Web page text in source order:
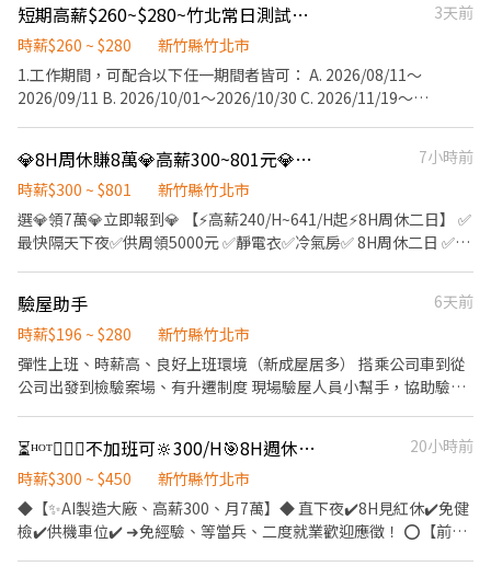
品質服務的念頭，堅持嚴格的培訓、把職人逼到該該叫但升遷爽歪
歪的考核，不斷的溝通改進確認所有的程序都符合高品質的專業服
務，在地圖評論中排名台中第一的清潔公司也是當之無愧啊啊啊
啊。 愛家適秉持著’以人為本’才是根本的理念，建立一個有溫
度、負責任、尊重彼此的服務環境。彼此相互尊重的前提，讓服務
供清潔整理服務，也不定期參與公益清潔，並且每月提撥公司收益
認養10位家扶兒童，讓夥伴的努力和客戶的錢錢都變得格外有意
裡。 2. 騎著載有招財法寶的機車遊車河。 3. 熟練清潔步驟執行，解
決客戶的困擾。 4. 使出十八般武藝刷刷刷刷刷到斷手。 5. 衛浴馬桶
廚房檯面洗洗洗洗到估溜。 6. 把玻璃和地板擦擦擦擦擦擦到發亮。
7. 清潔得乾淨整齊讓客戶不想出門。 8. 建立客戶專屬資料，下次服
2. 不想被傳統工作束縛能力的新鮮人。 3. 還在用健康換金錢的輪班
人員。 4. 想要解鎖更多技能創造高收入的人。 5. 不想因為工作缺席
家人的重要日子的你。 .... 【待遇介紹】 1.自由接單，彈性排班：
1_〈家適員〉時薪+ 各項獎金 250~300元 2_〈家適職人〉 時薪+ 各
項獎金 360~400元 3_〈高階職人〉 時薪+ 各項獎金 500元以上
4_〈導師〉 同高階職人福利外，額外有高額團隊獎金收入 2.以夥伴
收入作為舉例： 1_〈家適員〉不含面試錄取當月份 月工作20-22天
平均收入 3 ~ 4萬 2_〈家適職人〉 月工作20-22天 平均收入 4.3 ~
5.3萬 3_〈高階職人〉 月工作20-22天 平均收入 5 ~ 7萬 【基本福
短期高薪$260~$280~竹北常日測試員/週休二日/夜校生佳
3天前
時薪$260 ~ $280
新竹縣竹北市
1.工作期間，可配合以下任一期間者皆可： A. 2026/08/11～
2026/09/11 B. 2026/10/01～2026/10/30 C. 2026/11/19～
不拘，理工科系尤佳 6.時薪:$260~$280元 7.電洽：韓先生
0966536378(可手機加賴)
💎8H周休賺8萬💎高薪300~801元💎靜電衣✴️機車停車位✅供周領⚡組裝員
7小時前
時薪$300 ~ $801
新竹縣竹北市
選💎領7萬💎立即報到💎 【⚡高薪240/H~641/H起⚡8H周休二日】 ✅
最快隔天下夜✅供周領5000元 ✅靜電衣✅冷氣房✅ 8H周休二日 ✅免
❑【間休】用餐:40分鐘、上下午各10分鐘 ❑【休假】週休六日(見
紅休) ❑【發薪】每月5號發薪/可週領薪 ❑【地點】 ❶ 湖口廠 - 新
竹縣湖口鄉光復北路 or 工業三路 ❷ 竹北廠 - 新竹縣竹北市智慧路
（ AI智慧園區 ） ❸ 竹科廠 - 新竹市東區新安路（ 近新竹科學園區
05:00 【 300 / H 】 ➔ 薪約 $52,800起 ▶️加班達 $80,000 ☪『 竹科
』 日班：07:30-16:40 / 夜班 19:30-04:40 ➔ 薪約 33K起 ▶️加班達
$50,000 up ⭕️假日加班交通津貼 ⭕️國定假日都給2倍薪 ✅轉正福利
優✅二度就業可✅轉正快 💎💎💎💎快速詢問💎💎💎💎 🔍+好友
【𝐋𝐈𝐍𝐄🆔：＠480kwlzv】張小姐 點選快速報名
➠https://lin.ee/Sb13Y53 ▶ 留下資訊[姓名+電話+截圖此圖
驗屋助手
6天前
時薪$196 ~ $280
新竹縣竹北市
彈性上班、時薪高、良好上班環境（新成屋居多） 搭乘公司車到從
公司出發到檢驗案場、有升遷制度 現場驗屋人員小幫手，協助驗屋
驗屋項目時薪$230 實習有三個項目，分別為ABC，三個項目個實習
三次，經由組長認可後就可以轉正，就是時薪可以到230 未來還有
升遷制度，如果升到組長的話，收入更可觀。 每個月訓練梯次有
限，想要來工作的人請把握唷~ 收到面試通知請備好履歷表
⏳ᴴᴼᵀ🙋🏻‍♀️不加班可🔆300/H🎯8H週休📣智能AI、組包裝測試♥️等當兵可✅
20小時前
時薪$300 ~ $450
新竹縣竹北市
◆【✨AI製造大廠、高薪300、月7萬】◆ 直下夜✔️8H見紅休✔️免健
檢✔️供機車位✔️ ➜免經驗、等當兵、二度就業歡迎應徵！ ⭕️【前